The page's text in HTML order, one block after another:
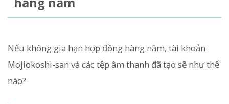
Nếu không gia hạn hợp đồng hàng năm, tài khoản
Mojiokoshi-san và các tệp âm thanh đã tạo sẽ như thế
nào?